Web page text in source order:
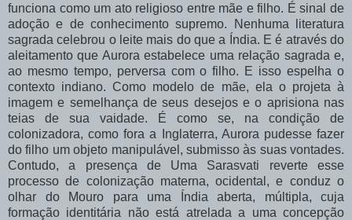
funciona como um ato religioso entre mãe e filho. É sinal de
adoção e de conhecimento supremo. Nenhuma literatura
sagrada celebrou o leite mais do que a Índia. E é através do
aleitamento que Aurora estabelece uma relação sagrada e,
ao mesmo tempo, perversa com o filho. E isso espelha o
contexto indiano. Como modelo de mãe, ela o projeta à
imagem e semelhança de seus desejos e o aprisiona nas
teias de sua vaidade. É como se, na condição de
colonizadora, como fora a Inglaterra, Aurora pudesse fazer
do filho um objeto manipulável, submisso às suas vontades.
Contudo, a presença de Uma Sarasvati reverte esse
processo de colonização materna, ocidental, e conduz o
olhar do Mouro para uma Índia aberta, múltipla, cuja
formação identitária não está atrelada a uma concepção